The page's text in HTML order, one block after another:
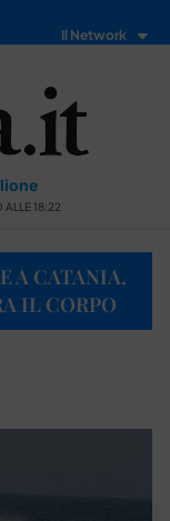
Il Network
18:22
A CATANIA,
IL CORPO